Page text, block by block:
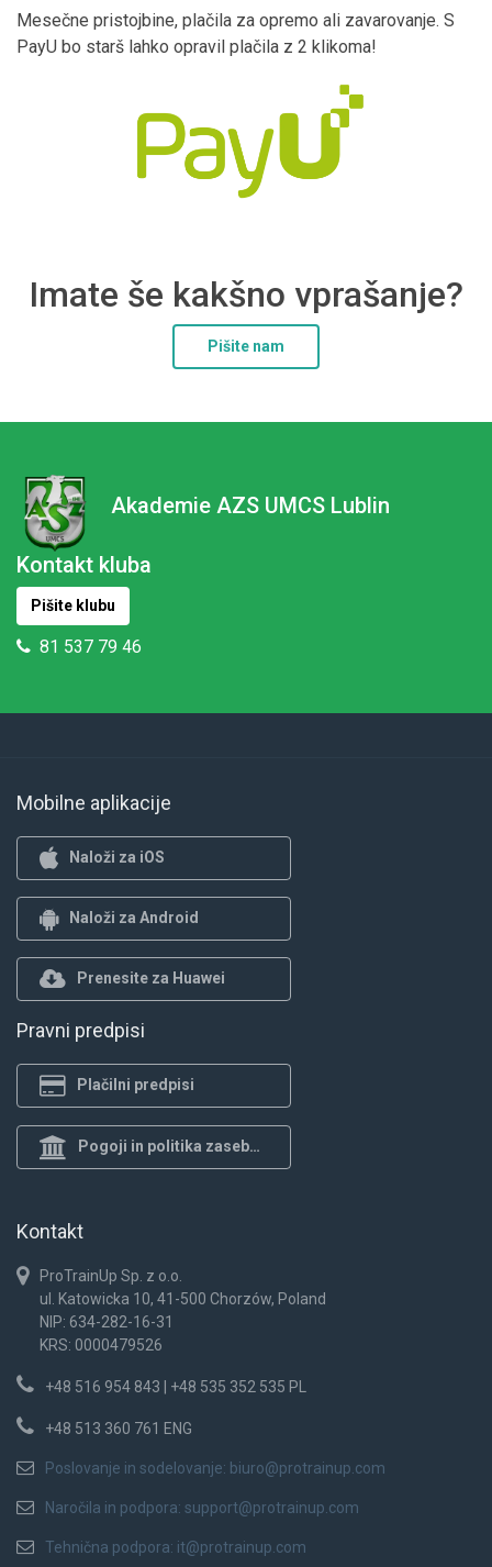
Mesečne pristojbine, plačila za opremo ali zavarovanje. S
PayU bo starš lahko opravil plačila z 2 klikoma!
Imate še kakšno vprašanje?
Pišite nam
Akademie AZS UMCS Lublin
Kontakt kluba
Pišite klubu
81 537 79 46
Mobilne aplikacije
Naloži za iOS
Naloži za Android
Prenesite za Huawei
Pravni predpisi
Plačilni predpisi
Pogoji in politika zasebnosti
Kontakt
ProTrainUp Sp. z o.o.
ul. Katowicka 10, 41-500 Chorzów, Poland
NIP: 634-282-16-31
KRS: 0000479526
+48 516 954 843 | +48 535 352 535 PL
+48 513 360 761 ENG
Poslovanje in sodelovanje: biuro@protrainup.com
Naročila in podpora: support@protrainup.com
Tehnična podpora: it@protrainup.com